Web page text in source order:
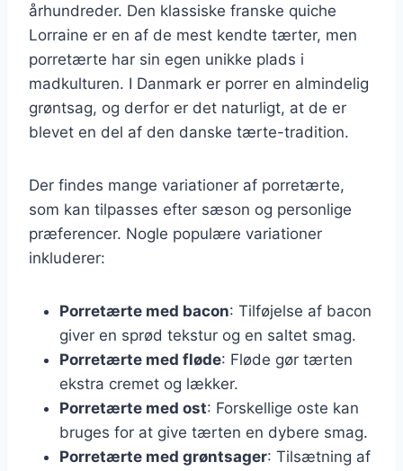
århundreder. Den klassiske franske quiche
Lorraine er en af de mest kendte tærter, men
porretærte har sin egen unikke plads i
madkulturen. I Danmark er porrer en almindelig
grøntsag, og derfor er det naturligt, at de er
blevet en del af den danske tærte-tradition.
Der findes mange variationer af porretærte,
som kan tilpasses efter sæson og personlige
præferencer. Nogle populære variationer
inkluderer:
Porretærte med bacon: Tilføjelse af bacon
giver en sprød tekstur og en saltet smag.
Porretærte med fløde: Fløde gør tærten
ekstra cremet og lækker.
Porretærte med ost: Forskellige oste kan
bruges for at give tærten en dybere smag.
Porretærte med grøntsager: Tilsætning af